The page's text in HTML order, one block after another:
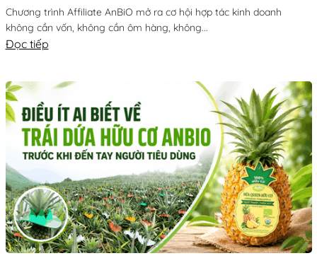
Chương trình Affiliate AnBiO mở ra cơ hội hợp tác kinh doanh
không cần vốn, không cần ôm hàng, không...
Đọc tiếp